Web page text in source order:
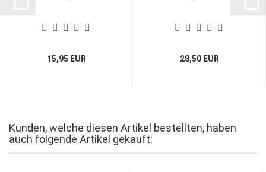
15,95 EUR 28,50 EUR
Kunden, welche diesen Artikel bestellten, haben
auch folgende Artikel gekauft: